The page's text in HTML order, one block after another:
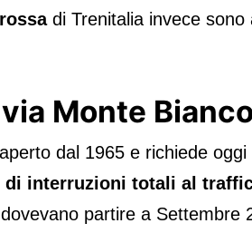
di Trenitalia invece sono
Monte
dal 1965 e richiede
di interruzioni totali al
partire a